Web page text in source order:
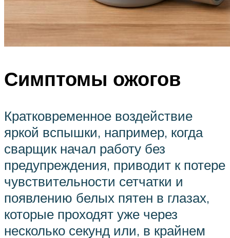
Симптомы ожогов
Кратковременное воздействие
яркой вспышки, например, когда
сварщик начал работу без
предупреждения, приводит к потере
чувствительности сетчатки и
появлению белых пятен в глазах,
которые проходят уже через
несколько секунд или, в крайнем